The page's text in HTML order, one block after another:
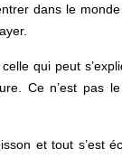
dans le
qui peut
Ce n’est pas
et tout s’est